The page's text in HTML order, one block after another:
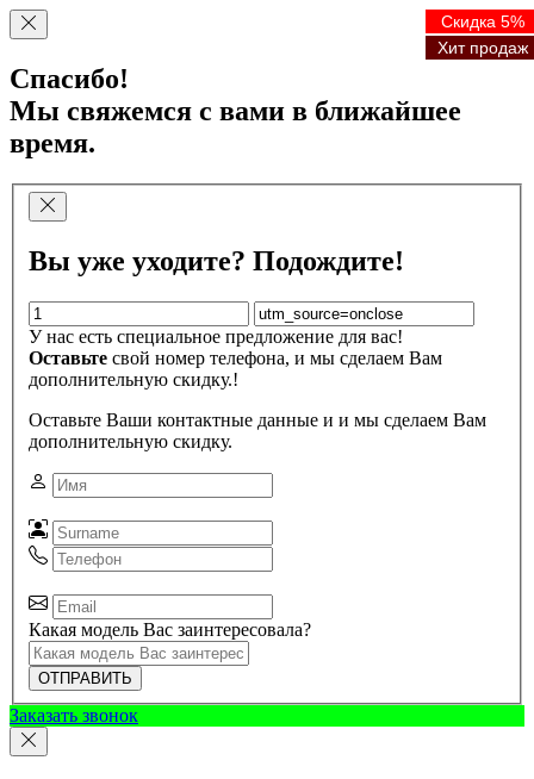
Спасибо!
Мы свяжемся с вами в ближайшее
время.
Вы уже уходите? Подождите!
У нас есть специальное предложение для вас!
Оставьте свой номер телефона, и мы сделаем Вам
дополнительную скидку.!
Оставьте Ваши контактные данные и и мы сделаем Вам
дополнительную скидку.
Какая модель Вас заинтересовала?
ОТПРАВИТЬ
Заказать звонок
Скидка 5%
Хит продаж
Скидка 5%
Хит продаж
Скидка 5%
Хит продаж
Скидка 5%
Хит продаж